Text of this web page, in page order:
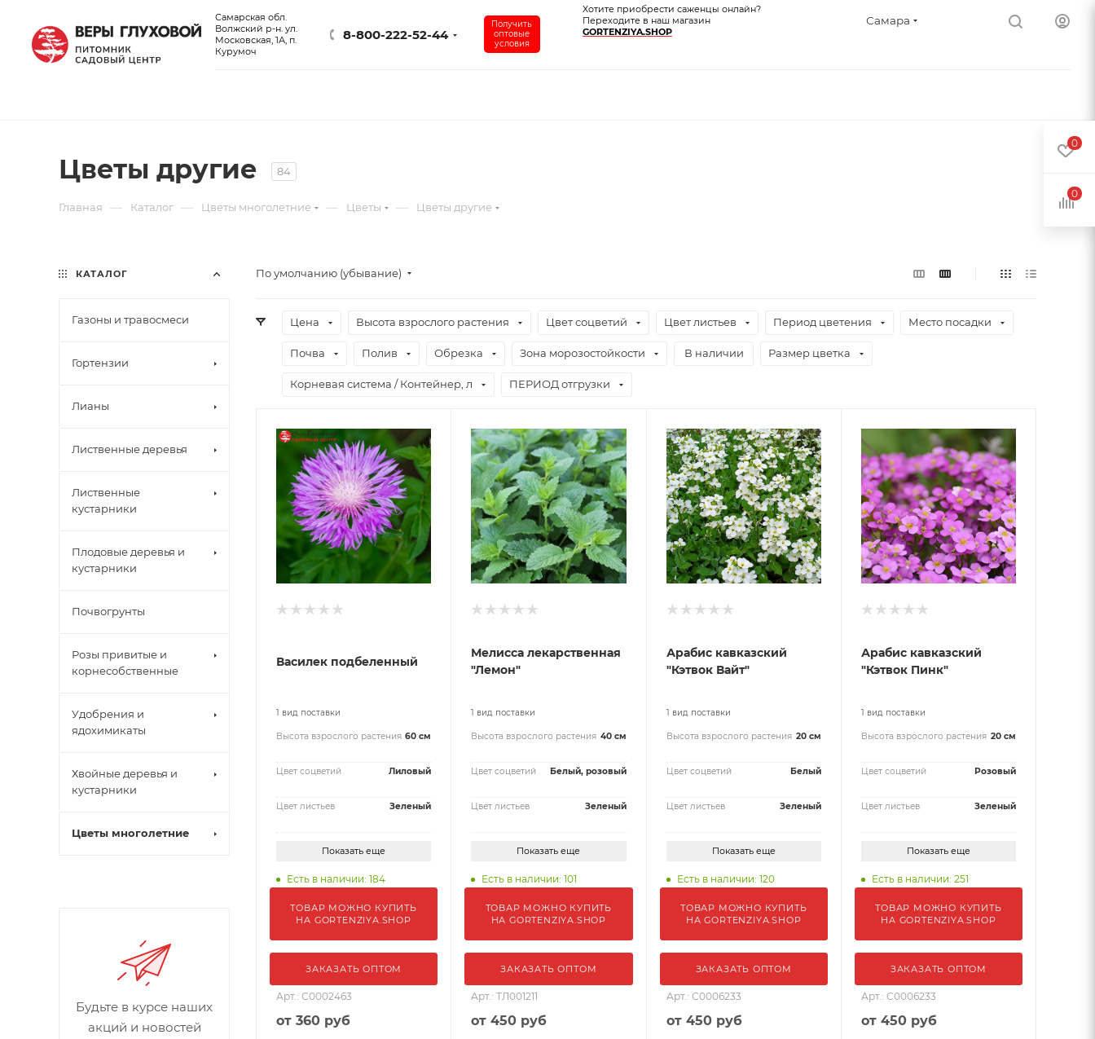
Самарская обл.
Волжский р-н. ул.
Московская, 1А, п.
Курумоч
8-800-222-52-44
Получить
оптовые
условия
Хотите приобрести саженцы онлайн?
Переходите в наш магазин
GORTENZIYA.SHOP
Самара
Цветы другие 84
Главная — Каталог — Цветы многолетние — Цветы — Цветы другие
По умолчанию (убывание)
Цена Высота взрослого растения Цвет соцветий Цвет листьев Период цветения Место посадки
Почва Полив Обрезка Зона морозостойкости В наличии Размер цветка
Корневая система / Контейнер, л ПЕРИОД отгрузки
Василек подбеленный
1 вид поставки
Высота взрослого растения 60 см
Цвет соцветий Лиловый
Цвет листьев Зеленый
Показать еще
Есть в наличии: 184
ТОВАР МОЖНО КУПИТЬ
НА GORTENZIYA.SHOP
ЗАКАЗАТЬ ОПТОМ
Арт.: С0002463
от 360 руб
Мелисса лекарственная
"Лемон"
1 вид поставки
Высота взрослого растения 40 см
Цвет соцветий Белый, розовый
Цвет листьев Зеленый
Показать еще
Есть в наличии: 101
ТОВАР МОЖНО КУПИТЬ
НА GORTENZIYA.SHOP
ЗАКАЗАТЬ ОПТОМ
Арт.: ТЛ001211
от450 руб
Арабис кавказский
"Кэтвок Вайт"
1 вид поставки
Высота взрослого растения 20 см
Цвет соцветий Белый
Цвет листьев Зеленый
Показать еще
Есть в наличии: 120
ТОВАР МОЖНО КУПИТЬ
НА GORTENZIYA.SHOP
ЗАКАЗАТЬ ОПТОМ
Арт.: С0006233
от 450 руб
Арабис кавказский
"Кэтвок Пинк"
1 вид поставки
Высота взрослого растения 20 см
Цвет соцветий Розовый
Цвет листьев Зеленый
Показать еще
Есть в наличии: 251
ТОВАР МОЖНО КУПИТЬ
НА GORTENZIYA.SHOP
ЗАКАЗАТЬ ОПТОМ
Арт.: С0006233
от 450 руб
КАТАЛОГ
Газоны и травосмеси
Гортензии
Лианы
Лиственные деревья
Лиственные
кустарники
Плодовые деревья и
кустарники
Почвогрунты
Розы привитые и
корнесобственные
Удобрения и
ядохимикаты
Хвойные деревья и
кустарники
Цветы многолетние
Будьте в курсе наших
акций и новостей
0
0